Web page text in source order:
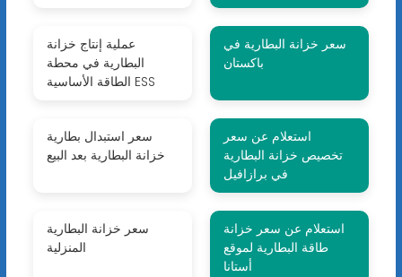
عملية إنتاج خزانة
البطارية في محطة
الطاقة الأساسية ESS
سعر خزانة البطارية في
باكستان
سعر استبدال بطارية
خزانة البطارية بعد البيع
استعلام عن سعر
تخصيص خزانة البطارية
في برازافيل
سعر خزانة البطارية
المنزلية
استعلام عن سعر خزانة
طاقة البطارية لموقع
أستانا